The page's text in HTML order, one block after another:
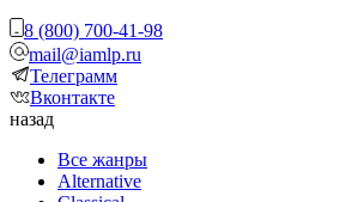
8 (800) 700-41-98
mail@iamlp.ru
Телеграмм
Вконтакте
назад
Все жанры
Alternative